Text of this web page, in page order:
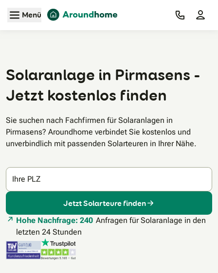
Zum Hauptinhalt
Menü
Solaranlage in Pirmasens -
Jetzt kostenlos finden
Sie suchen nach Fachfirmen für Solaranlagen in
Pirmasens? Aroundhome verbindet Sie kostenlos und
unverbindlich mit passenden Solarteuren in Ihrer Nähe.
Ihre PLZ
Jetzt Solarteure finden
Hohe Nachfrage: 240 Anfragen für Solaranlage in den
letzten 24 Stunden